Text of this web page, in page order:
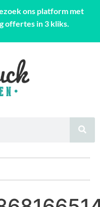
ons platform met
offertes in 3 kliks.